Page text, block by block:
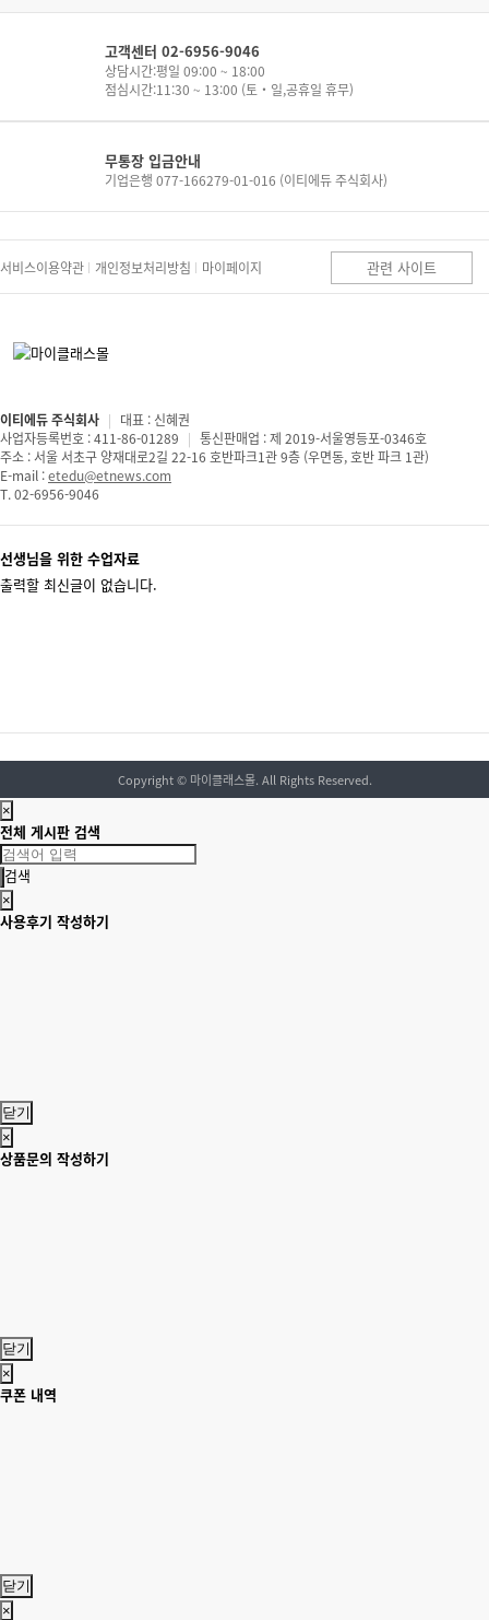
고객센터 02-6956-9046
상담시간:평일 09:00 ~ 18:00
점심시간:11:30 ~ 13:00 (토・일,공휴일 휴무)
무통장 입금안내
기업은행 077-166279-01-016 (이티에듀 주식회사)
서비스이용약관 개인정보처리방침 마이페이지 관련 사이트
이티에듀 주식회사 | 대표 : 신혜권
사업자등록번호 : 411-86-01289 | 통신판매업 : 제 2019-서울영등포-0346호
주소 : 서울 서초구 양재대로2길 22-16 호반파크1관 9층 (우면동, 호반 파크 1관)
E-mail :etedu@etnews.com
T. 02-6956-9046
선생님을 위한 수업자료
출력할 최신글이 없습니다.
Copyright© 마이클래스몰. All Rights Reserved.
×
전체 게시판 검색
검색
×
사용후기 작성하기
닫기
×
상품문의 작성하기
닫기
×
쿠폰 내역
닫기
×